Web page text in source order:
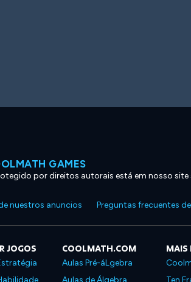
GAMES
por direitos autorais está em nosso site
nuestros anuncios Preguntas frecuentes
JOGOS COOLMATH.COM
Aulas Pré-áLgebra
Aulas de Álgebra
MAIS
Ten